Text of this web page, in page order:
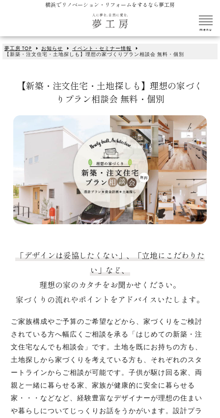
横浜でリノベーション・リフォームをするなら夢工房
夢工房 TOP お知らせ
イベント・セミナー情報
【新築・注文住宅・土地探しも】理想の家づくりプラン相談会 無料・個別
【新築・注文住宅・土地探しも】理想の家づく
りプラン相談会 無料・個別
「デザインは妥協したくない」、「立地にこだわりた
い」など、
理想の家のカタチをお聞かせください。
家づくりの流れやポイントをアドバイスいたします。
ご家族構成やご予算のご希望などから、家づくりをご検討
されている方へ幅広くご相談を承る「はじめての新築・注
文住宅なんでも相談会」です。土地を既にお持ちの方も、
土地探しから家づくりを考えている方も、それぞれのスタ
ートラインからご相談が可能です。子供が駆け回る家、両
親と一緒に暮らせる家、家族が健康的に安全に暮らせる
家・・・などなど、経験豊富なデザイナーが理想の住まい
や暮らしについてじっくりお話をうかがいます。設計プラ